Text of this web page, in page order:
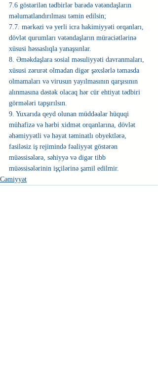
7.6 göstərilən tədbirlər barədə vətəndaşların
məlumatlandırılması təmin edilsin;
7.7. mərkəzi və yerli icra hakimiyyəti orqanları,
dövlət qurumları vətəndaşların müraciətlərinə
xüsusi həssaslıqla yanaşsınlar.
8. Əməkdaşlara sosial məsuliyyəti davranmaları,
xüsusi zərurət olmadan digər şəxslərlə təmasda
olmamaları və virusun yayılmasının qarşısının
alınmasına dəstək olacaq hər cür ehtiyat tədbiri
görmələri tapşırılsın.
9. Yuxarıda qeyd olunan müddəalar hüquqi
mühafizə və hərbi xidmət orqanlarına, dövlət
əhəmiyyətli və həyat təminatlı obyektlərə,
fasiləsiz iş rejimində fəaliyyət göstərən
müəssisələrə, səhiyyə və digər tibb
müəssisələrinin işçilərinə şamil edilmir.
Cəmiyyət